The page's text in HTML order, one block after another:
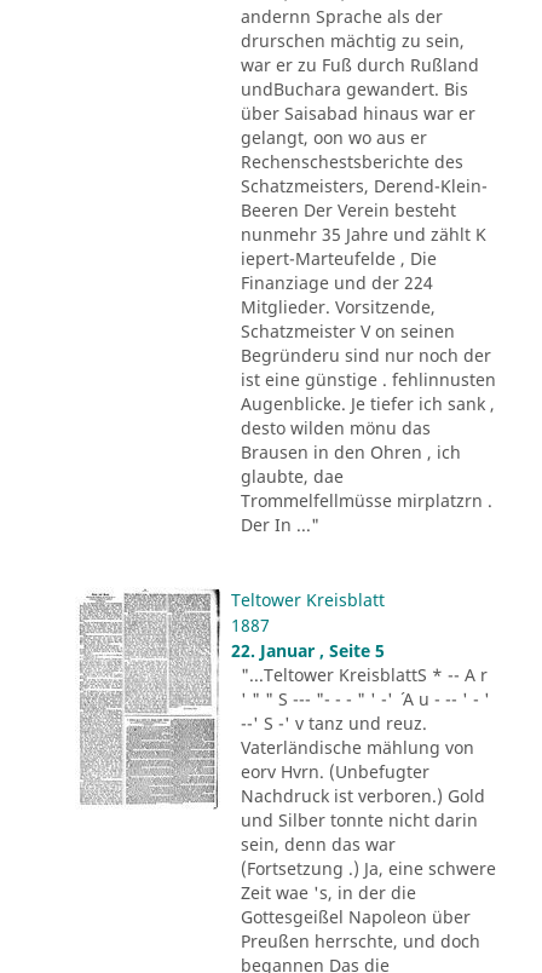
andernn Sprache als der
drurschen mächtig zu sein,
war er zu Fuß durch Rußland
undBuchara gewandert. Bis
über Saisabad hinaus war er
gelangt, oon wo aus er
Rechenschestsberichte des
Schatzmeisters, Derend-Klein-
Beeren Der Verein besteht
nunmehr 35 Jahre und zählt K
iepert-Marteufelde , Die
Finanziage und der 224
Mitglieder. Vorsitzende,
Schatzmeister V on seinen
Begründeru sind nur noch der
ist eine günstige . fehlinnusten
Augenblicke. Je tiefer ich sank ,
desto wilden mönu das
Brausen in den Ohren , ich
glaubte, dae
Trommelfellmüsse mirplatzrn .
Der In ..."
Teltower Kreisblatt
1887
22. Januar , Seite 5
"...Teltower KreisblattS * -- A r
' " " S --- "- - - " ' -' ´ A u - -- ' - '
--' S -' v tanz und reuz.
Vaterländische mählung von
eorv Hvrn. (Unbefugter
Nachdruck ist verboren.) Gold
und Silber tonnte nicht darin
sein, denn das war
(Fortsetzung .) Ja, eine schwere
Zeit wae 's, in der die
Gottesgeißel Napoleon über
Preußen herrschte, und doch
begannen Das die